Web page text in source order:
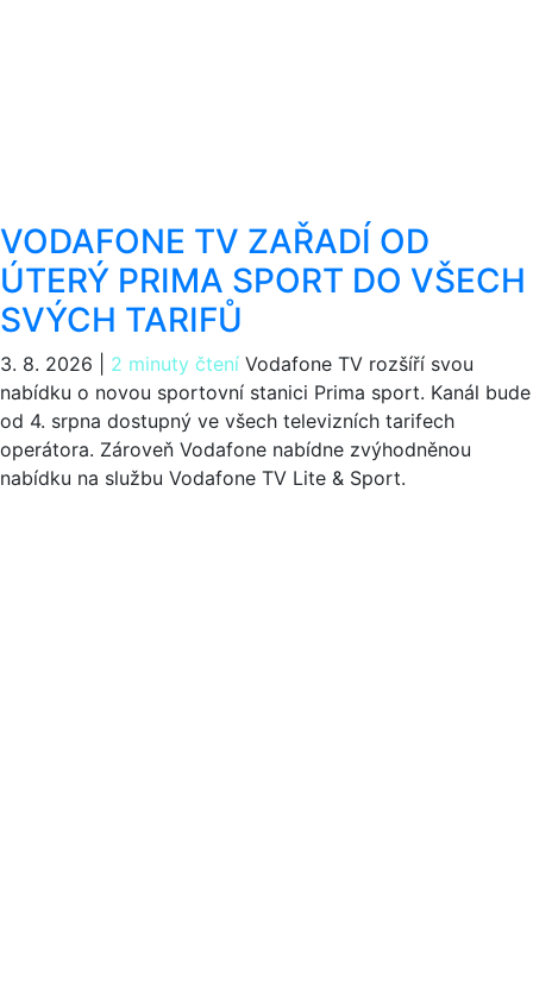
VODAFONE TV ZAŘADÍ OD
ÚTERÝ PRIMA SPORT DO VŠECH
SVÝCH TARIFŮ
3. 8. 2026 2 minuty čtení Vodafone TV rozšíří svou
nabídku o novou sportovní stanici Prima sport. Kanál bude
od 4. srpna dostupný ve všech televizních tarifech
operátora. Zároveň Vodafone nabídne zvýhodněnou
nabídku na službu Vodafone TV Lite & Sport.